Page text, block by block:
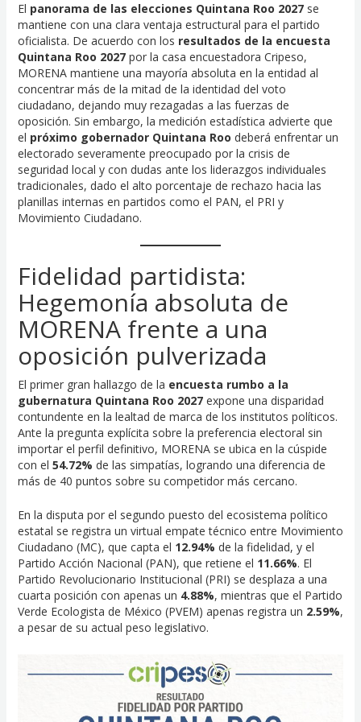
El panorama de las elecciones Quintana Roo 2027se
mantiene con una clara ventaja estructural para el partido
oficialista. De acuerdo con los resultados de la encuesta
Quintana Roo 2027por la casa encuestadora Cripeso,
MORENA mantiene una mayoría absoluta en la entidad al
concentrar más de la mitad de la identidad del voto
ciudadano, dejando muy rezagadas a las fuerzas de
oposición. Sin embargo, la medición estadística advierte que
el próximo gobernador Quintana Roo deberá enfrentar un
electorado severamente preocupado por la crisis de
seguridad local y con dudas ante los liderazgos individuales
tradicionales, dado el alto porcentaje de rechazo hacia las
planillas internas en partidos como el PAN, el PRI y
Movimiento Ciudadano.
Fidelidad partidista:
Hegemonía absoluta de
MORENA frente a una
oposición pulverizada
El primer gran hallazgo de la encuesta rumbo a la
gubernatura Quintana Roo 2027expone una disparidad
contundente en la lealtad de marca de los institutos políticos.
Ante la pregunta explícita sobre la preferencia electoral sin
importar el perfil definitivo, MORENA se ubica en la cúspide
con el 54.72% de las simpatías, logrando una diferencia de
más de 40 puntos sobre su competidor más cercano.
En la disputa por el segundo puesto del ecosistema político
estatal se registra un virtual empate técnico entre Movimiento
Ciudadano (MC), que capta el 12.94% de la fidelidad, y el
Partido Acción Nacional (PAN), que retiene el 11.66%. El
Partido Revolucionario Institucional (PRI) se desplaza a una
cuarta posición con apenas un 4.88%, mientras que el Partido
Verde Ecologista de México (PVEM) apenas registra un 2.59%,
a pesar de su actual peso legislativo.